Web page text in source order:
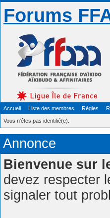
Forums
Accueil Liste des membres Règles
Vous n'êtes pas identifié(e).
Annonce
Bienvenue sur
devez respecter
signaler tout